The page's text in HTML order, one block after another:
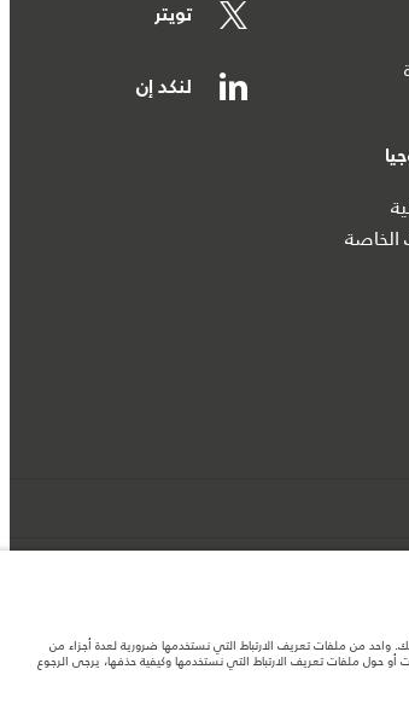
الخاصة
تويتر
لنكد إن
واحد من ملفات تعريف الارتباط التي نستخدمها ضرورية لعدة أجزاء من
حول ملفات تعريف الارتباط التي نستخدمها وكيفية حذفها، يرجى الرجوع